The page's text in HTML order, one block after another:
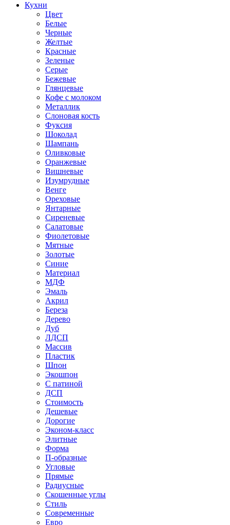
Кухни
Цвет
Белые
Черные
Желтые
Красные
Зеленые
Серые
Бежевые
Глянцевые
Кофе с молоком
Металлик
Слоновая кость
Фуксия
Шоколад
Шампань
Оливковые
Оранжевые
Вишневые
Изумрудные
Венге
Ореховые
Янтарные
Сиреневые
Салатовые
Фиолетовые
Мятные
Золотые
Синие
Материал
МДФ
Эмаль
Акрил
Береза
Дерево
Дуб
ЛДСП
Массив
Пластик
Шпон
Экошпон
С патиной
ДСП
Стоимость
Дешевые
Дорогие
Эконом-класс
Элитные
Форма
П-образные
Угловые
Прямые
Радиусные
Скошенные углы
Стиль
Современные
Евро